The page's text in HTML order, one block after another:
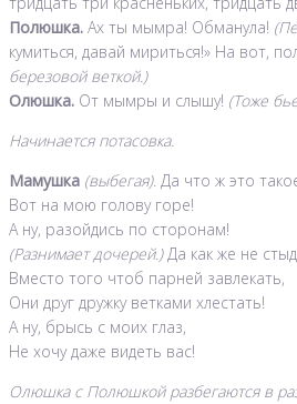
Полюшка. Ах ты мымра! Обманула!
кумиться, давай мириться!» На вот,
березовой веткой.)
Олюшка. От мымры и слышу! (Тоже
Начинается потасовка.
Мамушка (выбегая). Да что ж это
Вот на мою голову горе!
А ну, разойдись по сторонам!
(Разнимает дочерей.)Да как же не
Вместо того чтоб парней завлекать,
Они друг дружку ветками хлестать!
А ну, брысь с моих глаз,
Не хочу даже видеть вас!
Олюшка с Полюшкой разбегаются в